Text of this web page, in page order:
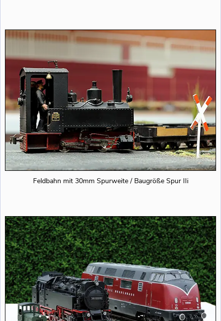
Feldbahn mit 30mm Spurweite / Baugröße Spur IIi